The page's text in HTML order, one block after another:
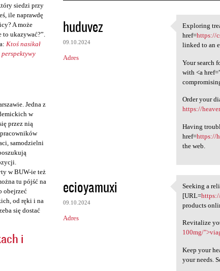
siedzi przy
ile naprawdę
A może
to ukazywać?”.
Ktoś nasikał
Jedna z
w
przez nią
samodzielni
w BUW-ie też
tu pójść na
obejrzeć
od ręki i na
się dostać
i
K
o
m
e
huduvez
09.10.2024
Adres
Exploring
Exploring
href=https://
linked to an
Your search
with <a
Order your
https://
Having
href=https://
the web.
ecioyamuxi
09.10.2024
Adres
Seeking
Seeking a
[URL=
products
Revitalize
100mg/
Keep your
your needs.